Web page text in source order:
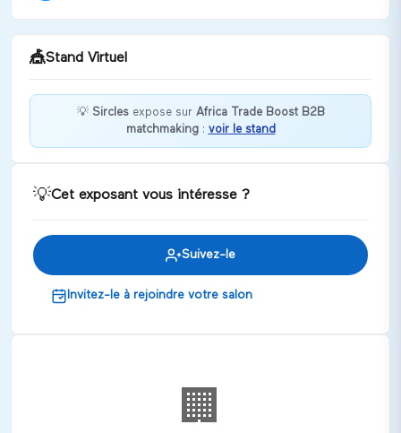
🎪Stand Virtuel
Bienvenue chez Sircles !
💡 Sirclesexpose sur Africa Trade Boost B2B
matchmaking: voir le stand
💡Cet exposant vous intéresse ?
Suivez-le
Invitez-le à rejoindre votre salon
🏢